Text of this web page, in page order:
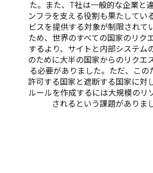
た。また、T社は一般的な企業と
ンフラを支える役割も果たしてい
ビスを提供する対象が制限されて
ため、世界のすべての国家のリク
するより、サイトと内部システム
のために大半の国家からのリクエ
る必要がありました。ただ、この
許可する国家と遮断する国家に対
ルールを作成するには大規模のリ
されるという課題がありま